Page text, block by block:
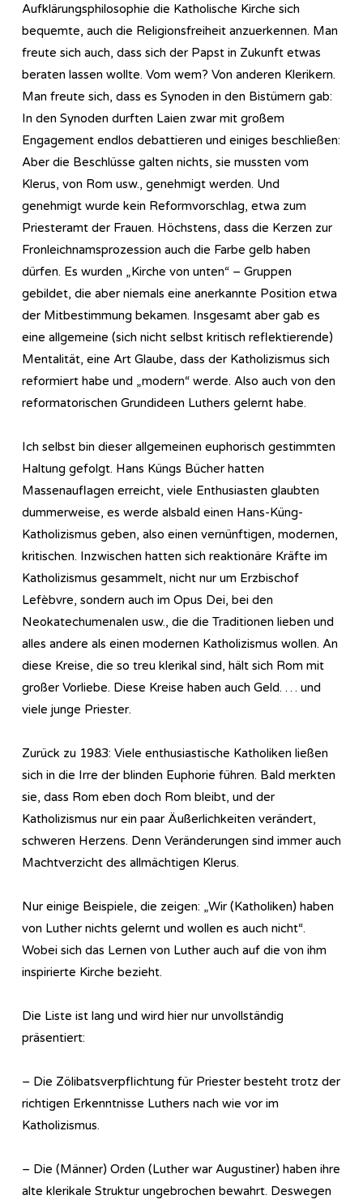
Aufklärungsphilosophie die Katholische Kirche sich
bequemte, auch die Religionsfreiheit anzuerkennen. Man
freute sich auch, dass sich der Papst in Zukunft etwas
beraten lassen wollte. Vom wem? Von anderen Klerikern.
Man freute sich, dass es Synoden in den Bistümern gab:
In den Synoden durften Laien zwar mit großem
Engagement endlos debattieren und einiges beschließen:
Aber die Beschlüsse galten nichts, sie mussten vom
Klerus, von Rom usw., genehmigt werden. Und
genehmigt wurde kein Reformvorschlag, etwa zum
Priesteramt der Frauen. Höchstens, dass die Kerzen zur
Fronleichnamsprozession auch die Farbe gelb haben
dürfen. Es wurden „Kirche von unten“ – Gruppen
gebildet, die aber niemals eine anerkannte Position etwa
der Mitbestimmung bekamen. Insgesamt aber gab es
eine allgemeine (sich nicht selbst kritisch reflektierende)
Mentalität, eine Art Glaube, dass der Katholizismus sich
reformiert habe und „modern“ werde. Also auch von den
reformatorischen Grundideen Luthers gelernt habe.
Ich selbst bin dieser allgemeinen euphorisch gestimmten
Haltung gefolgt. Hans Küngs Bücher hatten
Massenauflagen erreicht, viele Enthusiasten glaubten
dummerweise, es werde alsbald einen Hans-Küng-
Katholizismus geben, also einen vernünftigen, modernen,
kritischen. Inzwischen hatten sich reaktionäre Kräfte im
Katholizismus gesammelt, nicht nur um Erzbischof
Lefèbvre, sondern auch im Opus Dei, bei den
Neokatechumenalen usw., die die Traditionen lieben und
alles andere als einen modernen Katholizismus wollen. An
diese Kreise, die so treu klerikal sind, hält sich Rom mit
großer Vorliebe. Diese Kreise haben auch Geld. … und
viele junge Priester.
Zurück zu 1983: Viele enthusiastische Katholiken ließen
sich in die Irre der blinden Euphorie führen. Bald merkten
sie, dass Rom eben doch Rom bleibt, und der
Katholizismus nur ein paar Äußerlichkeiten verändert,
schweren Herzens. Denn Veränderungen sind immer auch
Machtverzicht des allmächtigen Klerus.
Nur einige Beispiele, die zeigen: „Wir (Katholiken) haben
von Luther nichts gelernt und wollen es auch nicht“.
Wobei sich das Lernen von Luther auch auf die von ihm
inspirierte Kirche bezieht.
Die Liste ist lang und wird hier nur unvollständig
präsentiert:
– Die Zölibatsverpflichtung für Priester besteht trotz der
richtigen Erkenntnisse Luthers nach wie vor im
Katholizismus.
– Die (Männer) Orden (Luther war Augustiner) haben ihre
alte klerikale Struktur ungebrochen bewahrt. Deswegen